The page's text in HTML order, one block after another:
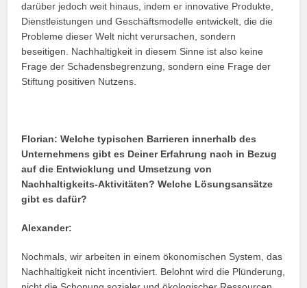
darüber jedoch weit hinaus, indem er innovative Produkte,
Dienstleistungen und Geschäftsmodelle entwickelt, die die
Probleme dieser Welt nicht verursachen, sondern
beseitigen. Nachhaltigkeit in diesem Sinne ist also keine
Frage der Schadensbegrenzung, sondern eine Frage der
Stiftung positiven Nutzens.
Florian:Welche typischen Barrieren innerhalb des
Unternehmens gibt es Deiner Erfahrung nach in Bezug
auf die Entwicklung und Umsetzung von
Nachhaltigkeits-Aktivitäten? Welche Lösungsansätze
gibt es dafür?
Alexander:
Nochmals, wir arbeiten in einem ökonomischen System, das
Nachhaltigkeit nicht incentiviert. Belohnt wird die Plünderung,